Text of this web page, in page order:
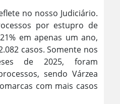
no nosso Judiciário.
por estupro de
em apenas um ano,
casos. Somente nos
de 2025, foram
sendo Várzea
com mais casos